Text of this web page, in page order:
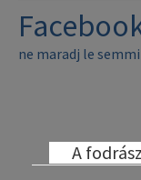
ne maradj le
A